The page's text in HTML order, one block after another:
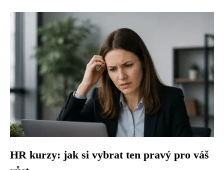
HR kurzy: jak si vybrat ten pravý pro váš